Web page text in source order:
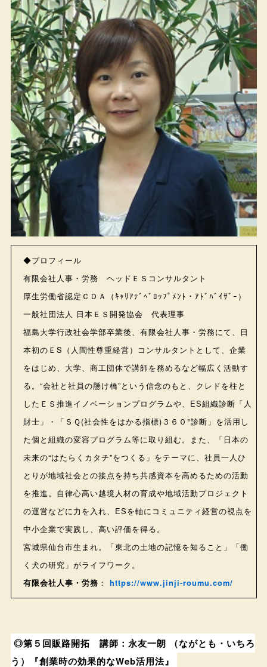
◆プロフィール
有限会社人事・労務 ヘッドＥＳコンサルタント
厚生労働省認定ＣＤＡ（ｷｬﾘｱﾃﾞﾍﾞﾛｯﾌﾟﾒﾝﾄ・ｱﾄﾞﾊﾞｲｻﾞｰ）
一般社団法人 日本ＥＳ開発協会 代表理事
福島大学行政社会学部卒業後、有限会社人事・労務にて、日
本初のＥS（人間性尊重経営）コンサルタントとして、企業
をはじめ、大学、商工団体で講師を務めるなど幅広く活動す
る。“会社と社員の懸け橋”という信念のもと、クレドを柱と
したＥＳ推進イノベーションプログラムや、ES組織診断「人
財士」・「ＳＱ(社会性をはかる指標)３６０°診断」を活用し
た個と組織の変容プログラム等に取り組む。また、「日本の
未来の“はたらくカタチ”をつくる」をテーマに、社員一人ひ
とりが地域社会との接点を持ち共感資本を高めるための活動
を推進。自律心高い越境人材の育成や地域活動プロジェクト
の運営などに力を入れ、ESを軸にコミュニティ経営の視点を
中小企業で実践し、高い評価を得る。
宮城県仙台市生まれ。「東北の土地の記憶を知ること」「働
く犬の研究」がライフワーク。
有限会社人事・労務 ： https://www.jinji-roumu.com/
◎第５回販路開拓 講師：永友一朗 （ながとも・いちろ
う）『創業時の効果的なWeb活用法』